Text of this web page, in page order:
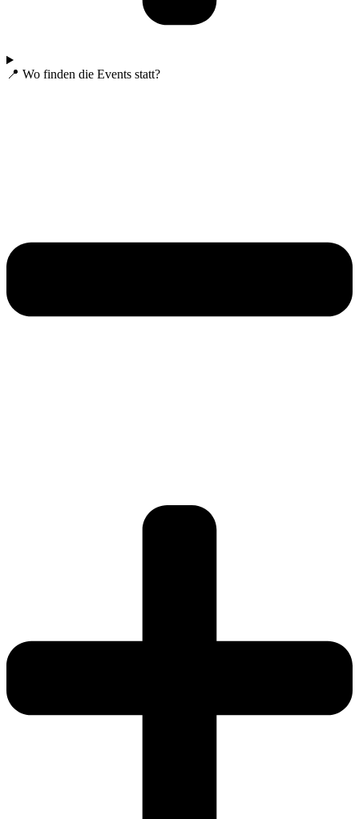
📍 Wo finden die Events statt?